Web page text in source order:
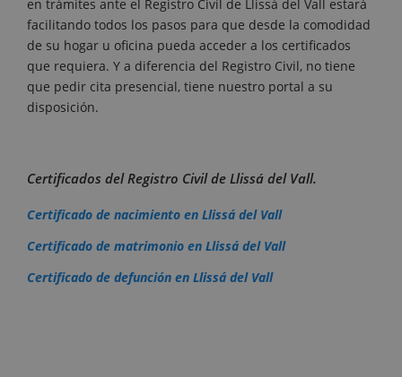
en trámites ante el Registro Civil de Llissá del Vall estará
facilitando todos los pasos para que desde la comodidad
de su hogar u oficina pueda acceder a los certificados
que requiera. Y a diferencia del Registro Civil, no tiene
que pedir cita presencial, tiene nuestro portal a su
disposición.
Certificados del Registro Civil de Llissá del Vall.
Certificado de nacimiento en Llissá del Vall
Certificado de matrimonio en Llissá del Vall
Certificado de defunción en Llissá del Vall